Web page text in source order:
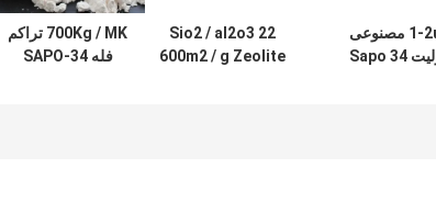
1-2um مصنوعی
زئولیت Sapo 34
Sio2 / al2o3 22
600m2 / g Zeolite
700Kg / MK تراکم
فله SAPO-34